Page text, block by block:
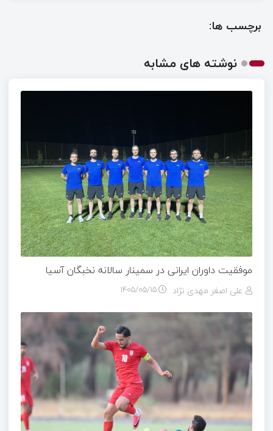
برچسب ها:
نوشته های مشابه
موفقیت داوران ایرانی در سمینار سالانه نخبگان آسیا
علی اصغر مهدی نژاد ۱۴۰۵/۰۵/۱۵